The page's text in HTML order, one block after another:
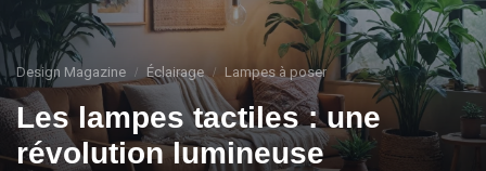
Design Magazine Éclairage Lampes à poser
Les lampes tactiles : une
révolution lumineuse